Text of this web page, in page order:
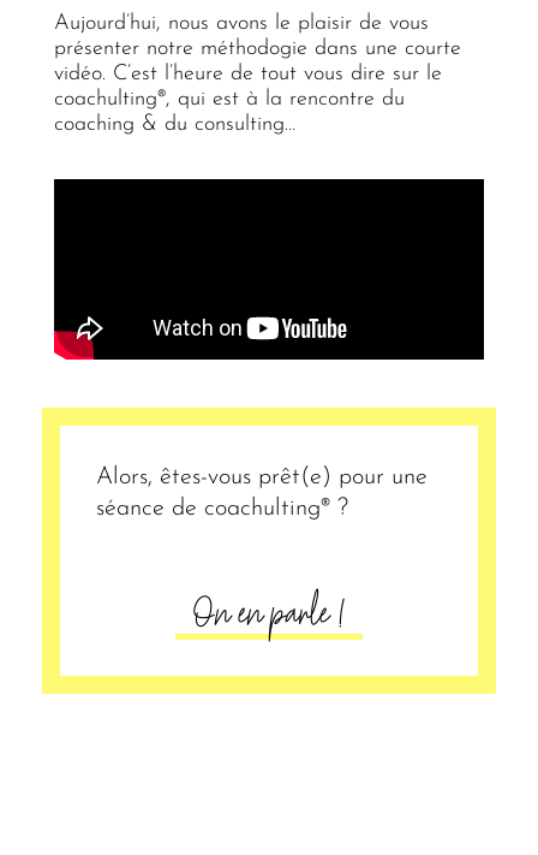
Aujourd’hui, nous avons le plaisir de vous
présenter notre méthodogie dans une courte
vidéo. C’est l’heure de tout vous dire sur le
coachulting®, qui est à la rencontre du
coaching & du consulting…
Alors, êtes-vous prêt(e) pour une
séance de coachulting® ?
On en parle !